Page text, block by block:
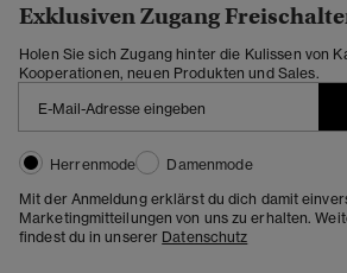
Exklusiven Zugang
Holen Sie sich Zugang hinter die Kulissen von
Kooperationen, neuen Produkten und Sales.
Herrenmode
Damenmode
Mit der Anmeldung erklärst du dich damit
Marketingmitteilungen von uns zu erhalten.
findest du in unserer Datenschutz